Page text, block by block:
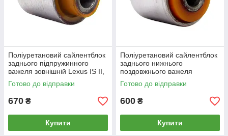
Поліуретановий сайлентблок
заднього підпружинного
важеля зовнішній Lexus IS II,
PP-1110c
Готово до відправки
670 ₴
Купити
Поліуретановий сайлентблок
заднього нижнього
поздовжнього важеля
передній Lexus Is, PP-1326c
Готово до відправки
600 ₴
Купити